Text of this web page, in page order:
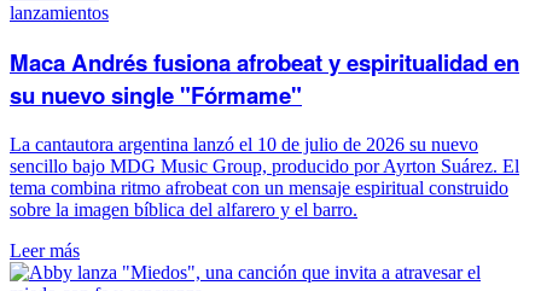
lanzamientos
Maca Andrés fusiona afrobeat y espiritualidad en
su nuevo single "Fórmame"
La cantautora argentina lanzó el 10 de julio de 2026 su nuevo
sencillo bajo MDG Music Group, producido por Ayrton Suárez. El
tema combina ritmo afrobeat con un mensaje espiritual construido
sobre la imagen bíblica del alfarero y el barro.
Leer más